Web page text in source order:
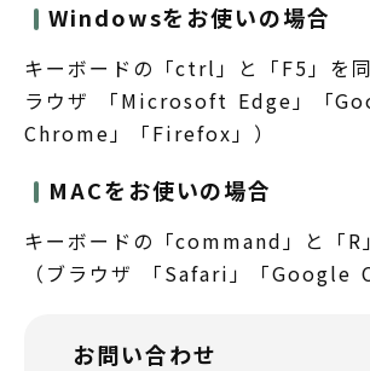
Windowsをお使いの場合
キーボードの「ctrl」と「F5」を
ラウザ 「Microsoft Edge」「
Chrome」「Firefox」）
MACをお使いの場合
キーボードの「command」と「R
（ブラウザ 「Safari」「Google
お問い合わせ